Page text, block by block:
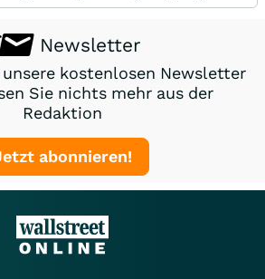
Newsletter
kostenlosen Newsletter
Sie nichts mehr aus der
Redaktion
abonnieren!